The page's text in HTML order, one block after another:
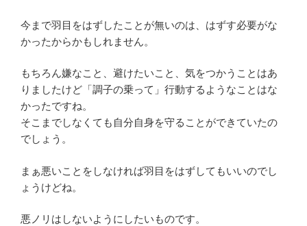
今まで羽目をはずしたことが無いのは、はずす必要がな
かったからかもしれません。
もちろん嫌なこと、避けたいこと、気をつかうことはあ
りましたけど「調子の乗って」行動するようなことはな
かったですね。
そこまでしなくても自分自身を守ることができていたの
でしょう。
まぁ悪いことをしなければ羽目をはずしてもいいのでし
ょうけどね。
悪ノリはしないようにしたいものです。